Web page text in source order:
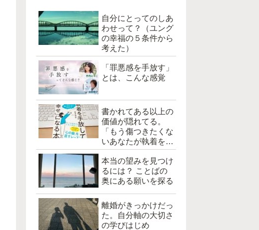
自分にとってのしあ
わせって？（ユング
の幸福の５条件から
考えた）
「罪悪感を手放す」
とは、こんな感覚
書かれてある以上の
価値が隠れてる。
「もう傷つきたくな
いあなたが執着を手
放して「幸せ」にな
る本（根本裕幸著）
を読んだ
本当の望みを見つけ
るには？ ことばの
奥にある願いを探る
離婚がきっかけだっ
た。自分軸の大切さ
の学びはじめ